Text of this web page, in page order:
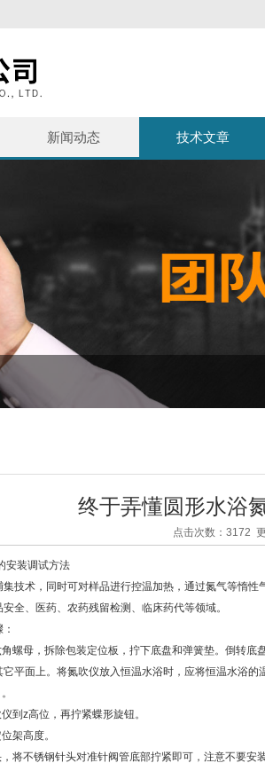
新闻动态 技术文章
终于弄懂圆形水浴
点击次数：3172
装调试方法
集技术，同时可对样品进行控温加热，通过氮气等惰
全、医药、农药残留检测、临床药代等领域。
母，拆除包装定位板，拧下底盘和弹簧垫。倒转底
平面上。将氮吹仪放入恒温水浴时，应将恒温水浴
z高位，再拧紧蝶形旋钮。
架高度。
不锈钢针头对准针阀管底部拧紧即可，注意不要安装